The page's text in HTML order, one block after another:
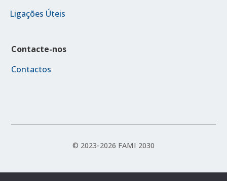
Ligações Úteis
Contacte-nos
Contactos
© 2023-2026 FAMI 2030